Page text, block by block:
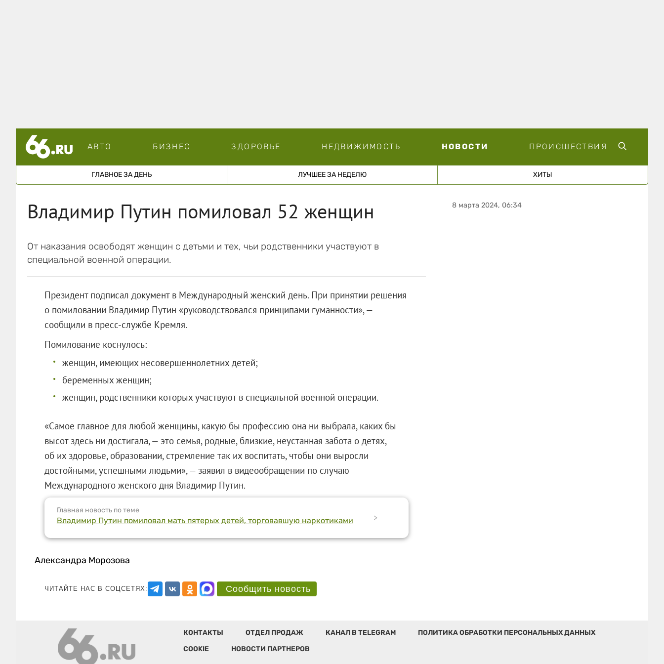
АВТО БИЗНЕС ЗДОРОВЬЕ НЕДВИЖИМОСТЬ НОВОСТИ ПРОИСШЕСТВИЯ
ГЛАВНОЕ ЗА ДЕНЬ ЛУЧШЕЕ ЗА НЕДЕЛЮ ХИТЫ
Владимир Путин помиловал 52 женщин
От наказания освободят женщин с детьми и тех, чьи родственники участвуют в
специальной военной операции.
Президент подписал документ в Международный женский день. При принятии решения
о помиловании Владимир Путин «руководствовался принципами гуманности», —
сообщили в пресс-службе Кремля.
Помилование коснулось:
женщин, имеющих несовершеннолетних детей;
беременных женщин;
женщин, родственники которых участвуют в специальной военной операции.
«Самое главное для любой женщины, какую бы профессию она ни выбрала, каких бы
высот здесь ни достигала, — это семья, родные, близкие, неустанная забота о детях,
об их здоровье, образовании, стремление так их воспитать, чтобы они выросли
достойными, успешными людьми», — заявил в видеообращении по случаю
Международного женского дня Владимир Путин.
Главная новость по теме
Владимир Путин помиловал мать пятерых детей, торговавшую наркотиками >
Александра Морозова
ЧИТАЙТЕ НАС В СОЦСЕТЯХ: Сообщить новость
8 марта 2024, 06:34
КОНТАКТЫ ОТДЕЛ ПРОДАЖ КАНАЛ В TELEGRAM
ПОЛИТИКА ОБРАБОТКИ ПЕРСОНАЛЬНЫХ ДАННЫХ
COOKIE
НОВОСТИ ПАРТНЕРОВ